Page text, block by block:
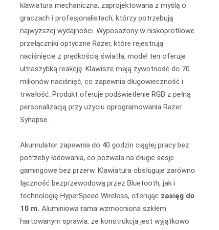
klawiatura mechaniczna, zaprojektowana z myślą o
graczach i profesjonalistach, którzy potrzebują
najwyższej wydajności. Wyposażony w niskoprofilowe
przełączniki optyczne Razer, które rejestrują
naciśnięcie z prędkością światła, model ten oferuje
ultraszybką reakcję. Klawisze mają żywotność do 70
milionów naciśnięć, co zapewnia długowieczność i
trwałość. Produkt oferuje podświetlenie RGB z pełną
personalizacją przy użyciu oprogramowania Razer
Synapse.
Akumulator zapewnia do 40 godzin ciągłej pracy bez
potrzeby ładowania, co pozwala na długie sesje
gamingowe bez przerw. Klawiatura obsługuje zarówno
łączność bezprzewodową przez Bluetooth, jak i
technologię HyperSpeed Wireless, oferując zasięg do
10 m. Aluminiowa rama wzmocniona szkłem
hartowanym sprawia, że konstrukcja jest wyjątkowo